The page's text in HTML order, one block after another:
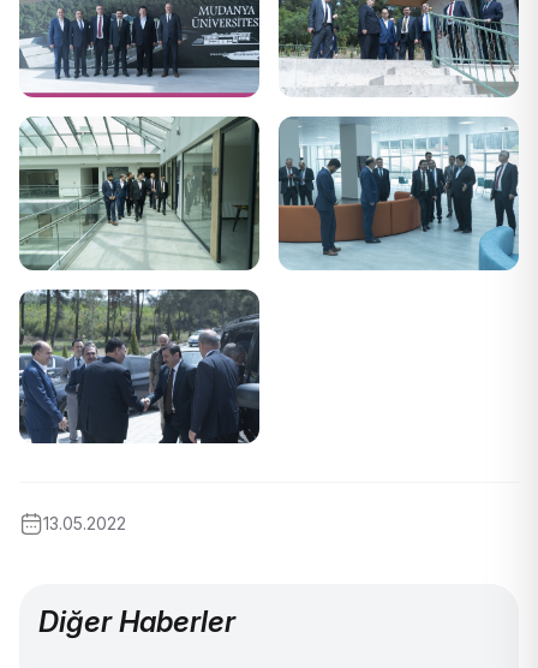
13.05.2022
Diğer Haberler